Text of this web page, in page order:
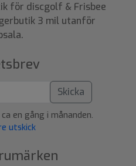
för discgolf & Frisbee
3 mil utanför
Skicka
en gång i månanden.
utskick